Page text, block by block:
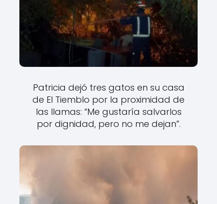
Patricia dejó tres gatos en su casa
de El Tiemblo por la proximidad de
las llamas: “Me gustaría salvarlos
por dignidad, pero no me dejan”.